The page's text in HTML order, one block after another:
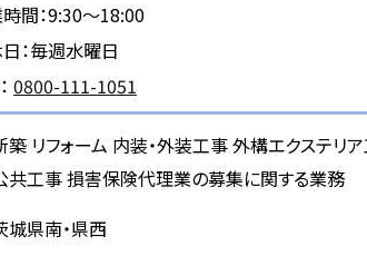
間：9:30～18:00
：毎週水曜日
0800-111-1051
築 リフォーム 内装・外装工事 外構エクステリ
共工事 損害保険代理業の募集に関する業務
城県南・県西